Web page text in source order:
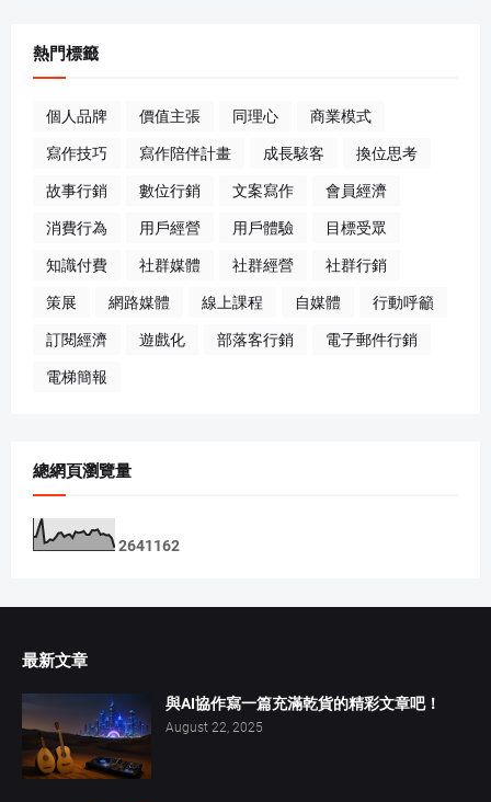
熱門標籤
個人品牌 價值主張 同理心 商業模式
寫作技巧 寫作陪伴計畫 成長駭客 換位思考
故事行銷 數位行銷 文案寫作 會員經濟
消費行為 用戶經營 用戶體驗 目標受眾
知識付費 社群媒體 社群經營 社群行銷
策展 網路媒體 線上課程 自媒體 行動呼籲
訂閱經濟 遊戲化 部落客行銷 電子郵件行銷
電梯簡報
總網頁瀏覽量
2641162
最新文章
與AI協作寫一篇充滿乾貨的精彩文章吧！
August 22, 2025